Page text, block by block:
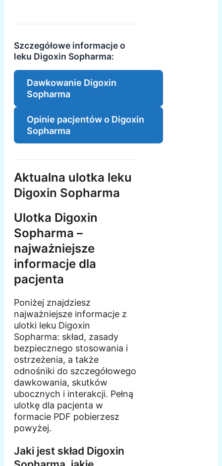
Szczegółowe informacje o
leku Digoxin Sopharma:
Dawkowanie Digoxin
Sopharma
Opinie pacjentów o Digoxin
Sopharma
Aktualna ulotka leku
Digoxin Sopharma
Ulotka Digoxin
Sopharma –
najważniejsze
informacje dla
pacjenta
Poniżej znajdziesz
najważniejsze informacje z
ulotki leku Digoxin
Sopharma: skład, zasady
bezpiecznego stosowania i
ostrzeżenia, a także
odnośniki do szczegółowego
dawkowania, skutków
ubocznych i interakcji. Pełną
ulotkę dla pacjenta w
formacie PDF pobierzesz
powyżej.
Jaki jest skład Digoxin